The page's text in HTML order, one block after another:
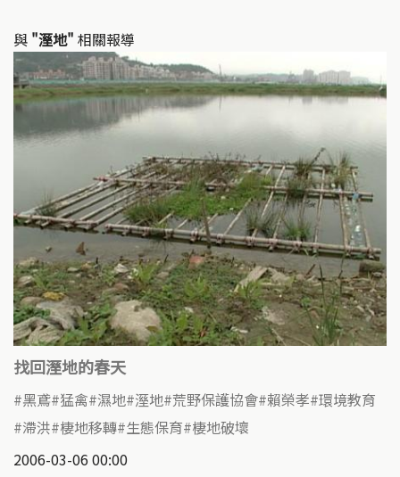
與 "溼地" 相關報導
找回溼地的春天
黑鳶 猛禽 濕地 溼地 荒野保護協會 賴榮孝 環境教育
滯洪 棲地移轉 生態保育 棲地破壞
2006-03-06 00:00